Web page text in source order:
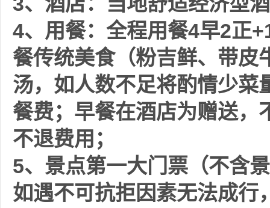
4、用餐： 全程用餐4早2正
餐传统美食（粉吉鲜、带皮
汤，如人数不足将酌情少菜
餐费；早餐在酒店为赠送，
不退费用；
5、景点第一大门票（不含
如遇不可抗拒因素无法成行